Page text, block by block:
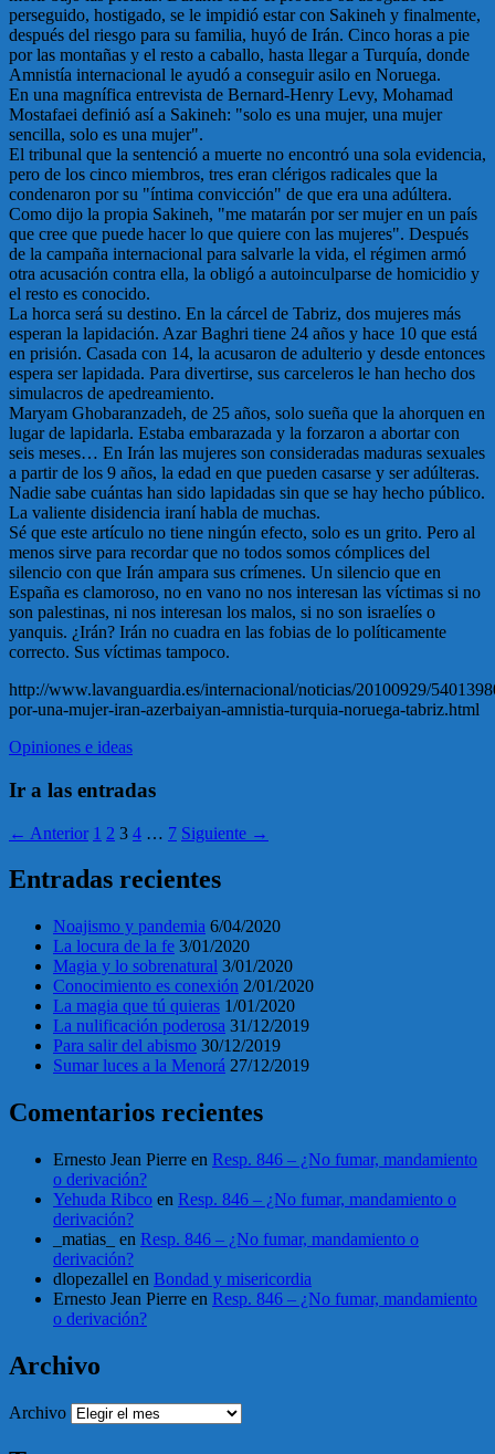
perseguido, hostigado, se le impidió estar con Sakineh y finalmente,
después del riesgo para su familia, huyó de Irán. Cinco horas a pie
por las montañas y el resto a caballo, hasta llegar a Turquía, donde
Amnistía internacional le ayudó a conseguir asilo en Noruega.
En una magnífica entrevista de Bernard-Henry Levy, Mohamad
Mostafaei definió así a Sakineh: "solo es una mujer, una mujer
sencilla, solo es una mujer".
El tribunal que la sentenció a muerte no encontró una sola evidencia,
pero de los cinco miembros, tres eran clérigos radicales que la
condenaron por su "íntima convicción" de que era una adúltera.
Como dijo la propia Sakineh, "me matarán por ser mujer en un país
que cree que puede hacer lo que quiere con las mujeres". Después
de la campaña internacional para salvarle la vida, el régimen armó
otra acusación contra ella, la obligó a autoinculparse de homicidio y
el resto es conocido.
La horca será su destino. En la cárcel de Tabriz, dos mujeres más
esperan la lapidación. Azar Baghri tiene 24 años y hace 10 que está
en prisión. Casada con 14, la acusaron de adulterio y desde entonces
espera ser lapidada. Para divertirse, sus carceleros le han hecho dos
simulacros de apedreamiento.
Maryam Ghobaranzadeh, de 25 años, solo sueña que la ahorquen en
lugar de lapidarla. Estaba embarazada y la forzaron a abortar con
seis meses… En Irán las mujeres son consideradas maduras sexuales
a partir de los 9 años, la edad en que pueden casarse y ser adúlteras.
Nadie sabe cuántas han sido lapidadas sin que se hay hecho público.
La valiente disidencia iraní habla de muchas.
Sé que este artículo no tiene ningún efecto, solo es un grito. Pero al
menos sirve para recordar que no todos somos cómplices del
silencio con que Irán ampara sus crímenes. Un silencio que en
España es clamoroso, no en vano no nos interesan las víctimas si no
son palestinas, ni nos interesan los malos, si no son israelíes o
yanquis. ¿Irán? Irán no cuadra en las fobias de lo políticamente
correcto. Sus víctimas tampoco.
http://www.lavanguardia.es/internacional/noticias/20100929/
por-una-mujer-iran-azerbaiyan-amnistia-turquia-noruega-tabriz.html
Opiniones e ideas
Ir a las entradas
← Anterior 1 2 3 4 … 7 Siguiente →
Entradas recientes
Noajismo y pandemia 6/04/2020
La locura de la fe 3/01/2020
Magia y lo sobrenatural 3/01/2020
Conocimiento es conexión 2/01/2020
La magia que tú quieras 1/01/2020
La nulificación poderosa 31/12/2019
Para salir del abismo 30/12/2019
Sumar luces a la Menorá 27/12/2019
Comentarios recientes
Ernesto Jean Pierre en Resp. 846 – ¿No fumar, mandamiento
o derivación?
Yehuda Ribco en Resp. 846 – ¿No fumar, mandamiento o
derivación?
_matias_
en Resp. 846 – ¿No fumar, mandamiento o
derivación?
dlopezallel en Bondad y misericordia
Ernesto Jean Pierre en Resp. 846 – ¿No fumar, mandamiento
o derivación?
Archivo
Archivo